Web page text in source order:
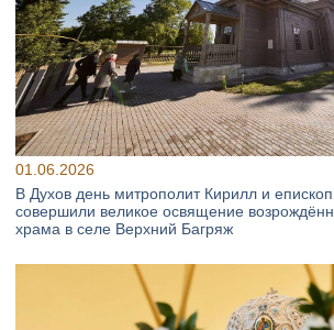
01.06.2026
В Духов день митрополит Кирилл и
совершили великое освящение
храма в селе Верхний Багряж